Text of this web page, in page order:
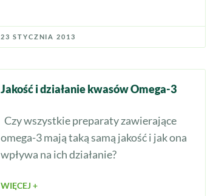
23 STYCZNIA 2013
Jakość i działanie kwasów Omega-3
Czy wszystkie preparaty zawierające
omega-3 mają taką samą jakość i jak ona
wpływa na ich działanie?
WIĘCEJ +